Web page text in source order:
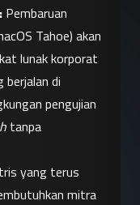
Pembaruan
Tahoe) akan
lunak korporat
berjalan di
pengujian
tanpa
yang terus
mitra